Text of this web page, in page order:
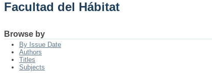
Facultad del Hábitat
Browse by
By Issue Date
Authors
Titles
Subjects